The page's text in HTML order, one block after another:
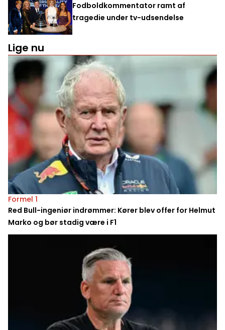
Fodboldkommentator ramt af
tragedie under tv-udsendelse
Lige nu
Formel 1
Red Bull-ingeniør indrømmer: Kører blev offer for Helmut
Marko og bør stadig være i F1